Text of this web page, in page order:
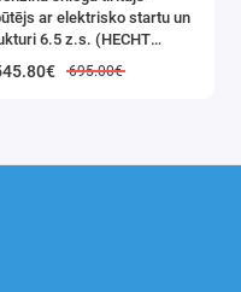
ar elektrisko startu un
6.5 z.s. (HECHT
695.00€